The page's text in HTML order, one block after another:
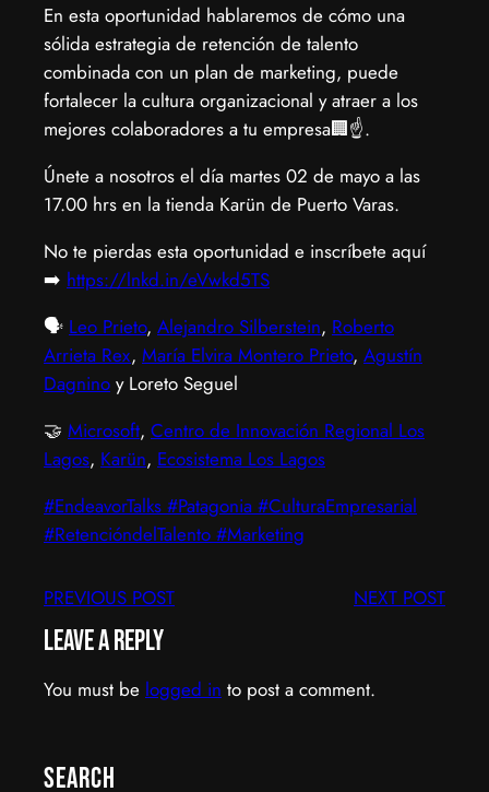
En esta oportunidad hablaremos de cómo una
sólida estrategia de retención de talento
combinada con un plan de marketing, puede
fortalecer la cultura organizacional y atraer a los
mejores colaboradores a tu empresa🏢☝️.
Únete a nosotros el día martes 02 de mayo a las
17.00 hrs en la tienda Karün de Puerto Varas.
No te pierdas esta oportunidad e inscríbete aquí
➡️ https://lnkd.in/eVwkd5TS
🗣️ Leo Prieto, Alejandro Silberstein, Roberto
Arrieta Rex, María Elvira Montero Prieto, Agustín
Dagnino y Loreto Seguel
🤝 Microsoft, Centro de Innovación Regional Los
Lagos, Karün, Ecosistema Los Lagos
#EndeavorTalks #Patagonia #CulturaEmpresarial
#RetencióndelTalento #Marketing
PREVIOUS POST NEXT POST
Leave a Reply
You must be logged in to post a comment.
Search